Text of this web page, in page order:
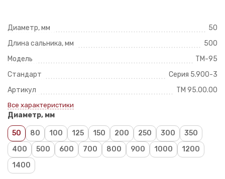
Диаметр, мм
50
Длина сальника, мм
500
Модель
ТМ-95
Стандарт
Серия 5.900-3
Артикул
ТМ 95.00.00
Все характеристики
Диаметр, мм
50 80 100 125 150 200 250 300
350
400
500 600 700 800 900 1000
1200
1400